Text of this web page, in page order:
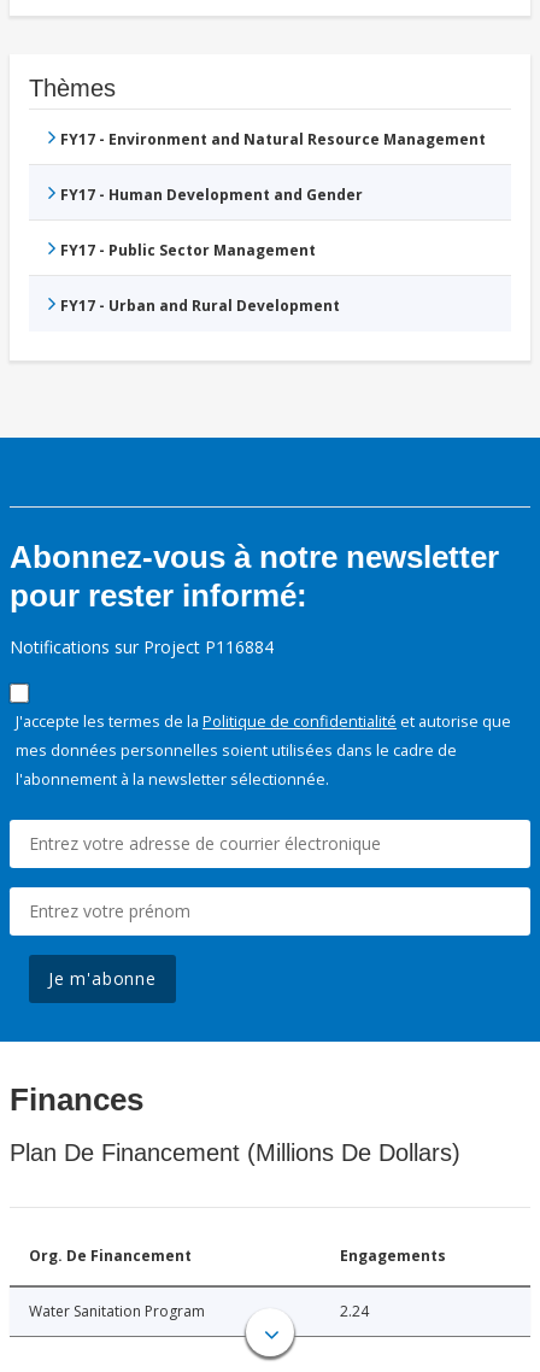
Thèmes
FY17 - Environment and Natural Resource Management
FY17 - Human Development and Gender
FY17 - Public Sector Management
FY17 - Urban and Rural Development
Abonnez-vous à notre newsletter
pour rester informé:
Notifications sur Project P116884
J'accepte les termes de la Politique de confidentialité et autorise que
mes données personnelles soient utilisées dans le cadre de
l'abonnement à la newsletter sélectionnée.
Je m'abonne
Finances
Plan De Financement (Millions De Dollars)
Org. De Financement Engagements
Water Sanitation Program 2.24